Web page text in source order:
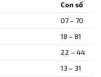
Con số
07 – 70
18 – 81
22 – 44
13 – 31